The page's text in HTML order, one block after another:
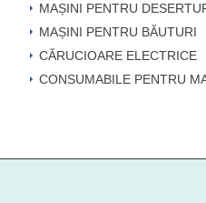
MAȘINI PENTRU
MAȘINI PENTRU BĂUTURI
CĂRUCIOARE ELECTRICE
CONSUMABILE PENTRU